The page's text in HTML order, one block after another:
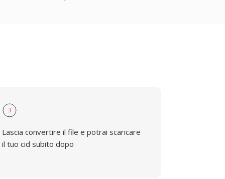
3
Lascia convertire il file e potrai scaricare
il tuo cid subito dopo